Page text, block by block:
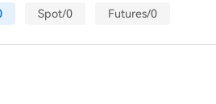
Spot/0 Futures/0